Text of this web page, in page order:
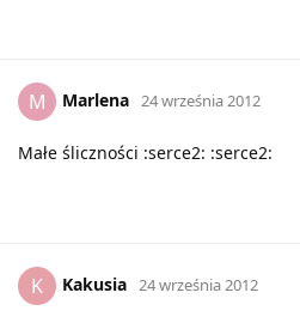
M Marlena 24 września 2012
Małe śliczności :serce2: :serce2:
K Kakusia 24 września 2012